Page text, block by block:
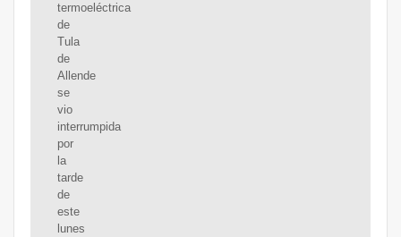
termoeléctrica
de
Tula
de
Allende
se
vio
interrumpida
por
la
tarde
de
este
lunes